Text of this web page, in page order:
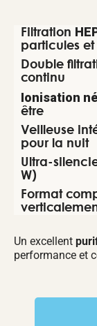
Filtration
particules
Double
continu
Ionisation
être
Veilleuse
pour la nuit
Ultra-
W)
Format
Un excellent
performance et